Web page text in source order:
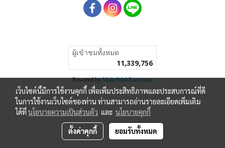
ผู้เข้าชมทั้งหมด
11,339,756
Powered byMakeWebEasy.com
เว็บไซต์นี้มีการใช้งานคุกกี้ เพื่อเพิ่มประสิทธิภาพและประสบการณ์ที่ดี
ในการใช้งานเว็บไซต์ของท่าน ท่านสามารถอ่านรายละเอียดเพิ่มเติม
ได้ที่นโยบายความเป็นส่วนตัว และ นโยบายคุกกี้
ตั้งค่าคุกกี้ ยอมรับทั้งหมด